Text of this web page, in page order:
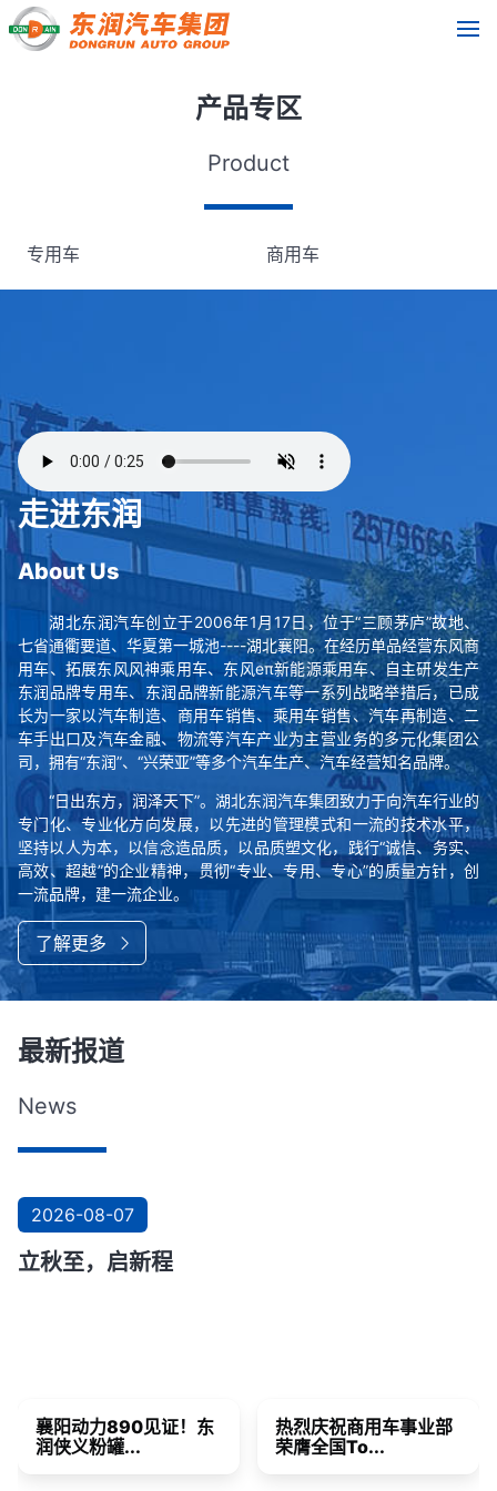
产品专区
Product
专用车
商用车
走进东润
About Us
湖北东润汽车创立于2006年1月17日，位于“三顾茅庐”故地、
七省通衢要道、华夏第一城池----湖北襄阳。在经历单品经营东风商
用车、拓展东风风神乘用车、东风eπ新能源乘用车、自主研发生产
东润品牌专用车、东润品牌新能源汽车等一系列战略举措后，已成
长为一家以汽车制造、商用车销售、乘用车销售、汽车再制造、二
车手出口及汽车金融、物流等汽车产业为主营业务的多元化集团公
司，拥有“东润”、“兴荣亚”等多个汽车生产、汽车经营知名品牌。
“日出东方，润泽天下”。湖北东润汽车集团致力于向汽车行业的
专门化、专业化方向发展，以先进的管理模式和一流的技术水平，
坚持以人为本，以信念造品质，以品质塑文化，践行“诚信、务实、
高效、超越”的企业精神，贯彻“专业、专用、专心”的质量方针，创
一流品牌，建一流企业。
了解更多
最新报道
News
2026-08-07
立秋至，启新程
襄阳动力890见证！东
润侠义粉罐...
热烈庆祝商用车事业部
荣膺全国To...